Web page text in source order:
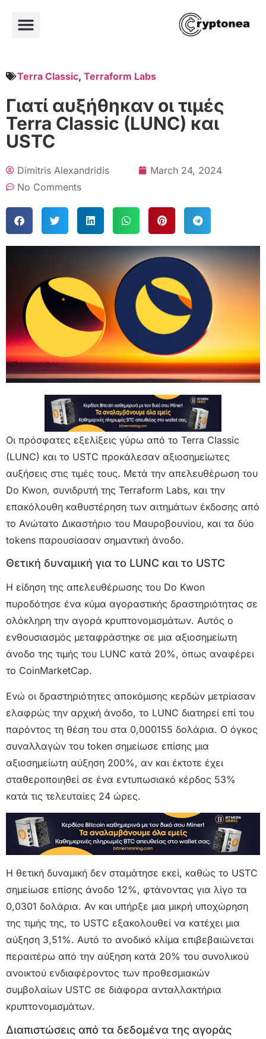
Terra Classic, Terraform Labs
Γιατί αυξήθηκαν οι τιμές
Terra Classic (LUNC) και
USTC
Dimitris Alexandridis
March 24, 2024
No Comments
Οι πρόσφατες εξελίξεις γύρω από το Terra Classic
(LUNC) και το USTC προκάλεσαν αξιοσημείωτες
αυξήσεις στις τιμές τους. Μετά την απελευθέρωση του
Do Kwon, συνιδρυτή της Terraform Labs, και την
επακόλουθη καθυστέρηση των αιτημάτων έκδοσης από
το Ανώτατο Δικαστήριο του Μαυροβουνίου, και τα δύο
tokens παρουσίασαν σημαντική άνοδο.
Θετική δυναμική για το LUNC και το USTC
Η είδηση της απελευθέρωσης του Do Kwon
πυροδότησε ένα κύμα αγοραστικής δραστηριότητας σε
ολόκληρη την αγορά κρυπτονομισμάτων. Αυτός ο
ενθουσιασμός μεταφράστηκε σε μια αξιοσημείωτη
άνοδο της τιμής του LUNC κατά 20%, όπως αναφέρει
το CoinMarketCap.
Ενώ οι δραστηριότητες αποκόμισης κερδών μετρίασαν
ελαφρώς την αρχική άνοδο, το LUNC διατηρεί επί του
παρόντος τη θέση του στα 0,000155 δολάρια. Ο όγκος
συναλλαγών του token σημείωσε επίσης μια
αξιοσημείωτη αύξηση 200%, αν και έκτοτε έχει
σταθεροποιηθεί σε ένα εντυπωσιακό κέρδος 53%
κατά τις τελευταίες 24 ώρες.
Η θετική δυναμική δεν σταμάτησε εκεί, καθώς το USTC
σημείωσε επίσης άνοδο 12%, φτάνοντας για λίγο τα
0,0301 δολάρια. Αν και υπήρξε μια μικρή υποχώρηση
της τιμής της, το USTC εξακολουθεί να κατέχει μια
αύξηση 3,51%. Αυτό το ανοδικό κλίμα επιβεβαιώνεται
περαιτέρω από την αύξηση κατά 20% του συνολικού
ανοικτού ενδιαφέροντος των προθεσμιακών
συμβολαίων USTC σε διάφορα ανταλλακτήρια
κρυπτονομισμάτων.
Διαπιστώσεις από τα δεδομένα της αγοράς